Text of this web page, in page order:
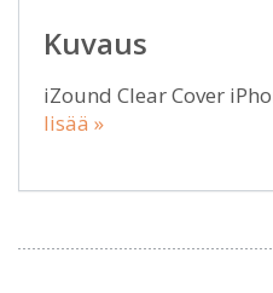
Kuvaus
iZound Clear Cover
lisää »